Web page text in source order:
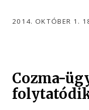
2014. OKTÓBER 1.
Cozma-